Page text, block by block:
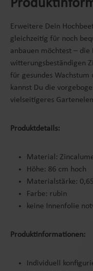
Erweitere Dein
gleichzeitig für noch
anbauen möchtest –
witterungsbeständigen
für gesundes
kannst Du die
vielseitigeres
Produktdetails:
Material:
Höhe: 86 cm hoch
Materialstärke:
Farbe: rubin
keine Innenfolie
Produktinformationen:
Individuell